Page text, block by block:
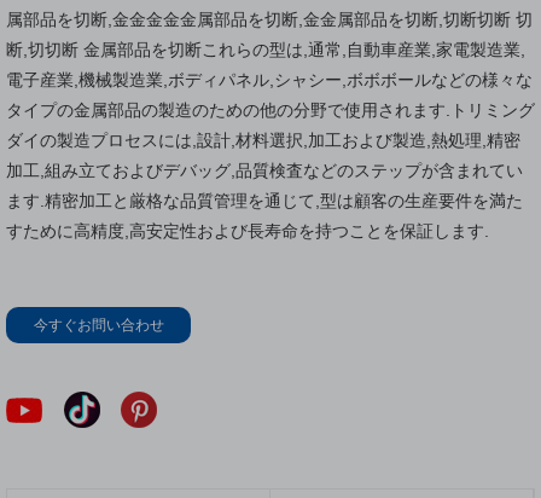
属部品を切断,金金金金金属部品を切断,金金属部品を切断,切断切断 切
断,切切断 金属部品を切断これらの型は,通常,自動車産業,家電製造業,
電子産業,機械製造業,ボディパネル,シャシー,ボボボールなどの様々な
タイプの金属部品の製造のための他の分野で使用されます.トリミング
ダイの製造プロセスには,設計,材料選択,加工および製造,熱処理,精密
加工,組み立ておよびデバッグ,品質検査などのステップが含まれてい
ます.精密加工と厳格な品質管理を通じて,型は顧客の生産要件を満た
すために高精度,高安定性および長寿命を持つことを保証します.
今すぐお問い合わせ